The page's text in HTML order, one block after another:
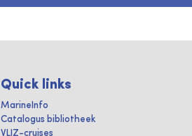
Quick links
MarineInfo
Catalogus bibliotheek
VLIZ-cruises